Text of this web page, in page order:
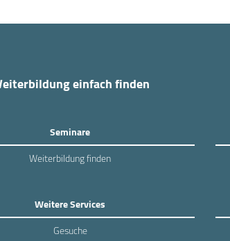
einfach finden
Seminare
Weiterbildung finden
Weitere Services
Gesuche